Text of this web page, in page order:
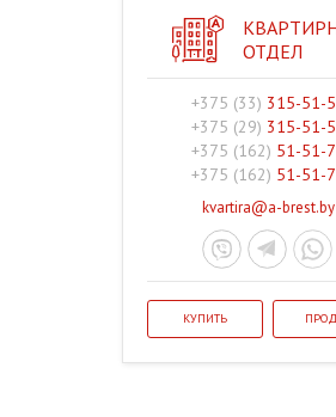
ОТДЕЛ
+375 (33) 315-51-
+375 (29) 315-51-
+375 (162) 51-51-
+375 (162) 51-51-
kvartira@a-brest.by
КУПИТЬ